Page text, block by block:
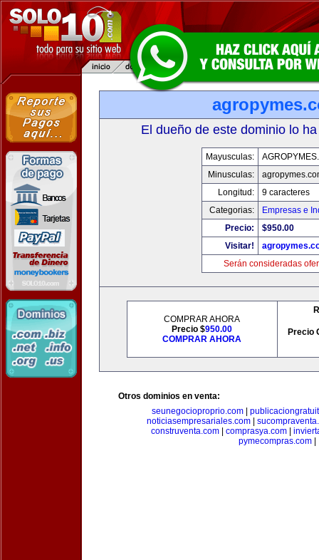
El dueño de este dominio lo
Mayusculas:
Minusculas:
Longitud:
9 caracteres
Categorias:
Empresas e
Precio:
$950.00
Visitar!
Serán consideradas
COMPRAR AHORA
Precio $950.00
COMPRAR AHORA
Precio
Otros dominios en venta:
seunegocioproprio.com
noticiasempresariales.com|
construventa.com| comprasya.com|
pymecompras.com|